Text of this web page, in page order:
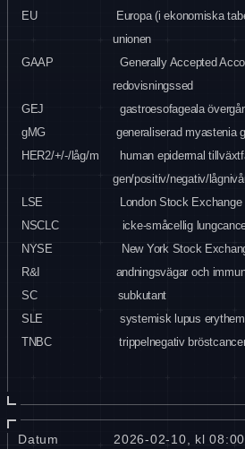
EU
Europa (i ekonomiska
unionen
GAAP
Generally Accepted
redovisningssed
GEJ
gastroesofageala
gMG
generaliserad myastenia
HER2/+/-/låg/m
human epidermal
gen/positiv/negativ/
LSE
London Stock Exchange
NSCLC
icke-småcellig
NYSE
New York Stock
R&I
andningsvägar och
SC
subkutant
SLE
systemisk lupus
TNBC
trippelnegativ
Datum 2026-02-10, kl 08:00